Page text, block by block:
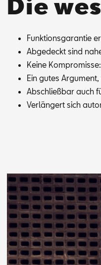
Funk­ti­ons­ga­ran­tie
Ab­ge­deckt sind
Kei­ne
Ein gu­tes
Ab­schließ­bar auch
Ver­län­gert sich